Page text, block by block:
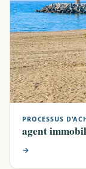
PROCESSUS
agent
→